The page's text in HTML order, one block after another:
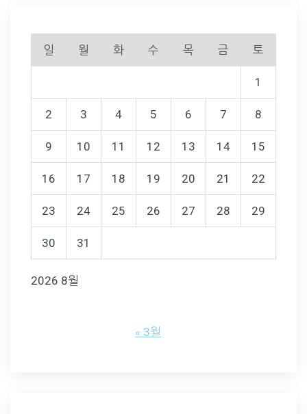
2026 8월
일 월 화 수 목 금 토
1
2 3 4 5 6 7 8
9 10 11 12 13 14 15
16 17 18 19 20 21 22
23 24 25 26 27 28 29
30 31
« 3월